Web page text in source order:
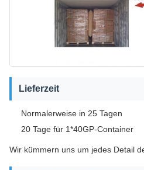
Lieferzeit
Normalerweise in 25 Tagen
20 Tage für 1*40GP-Container
Wir kümmern uns um jedes Detail